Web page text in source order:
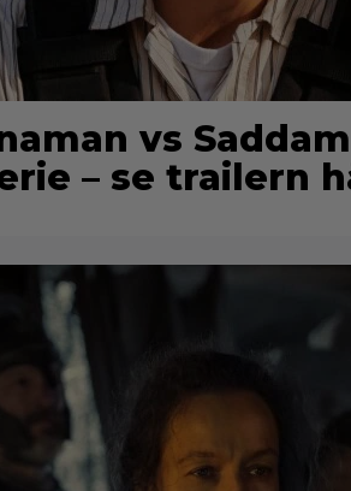
vs
– se trailern